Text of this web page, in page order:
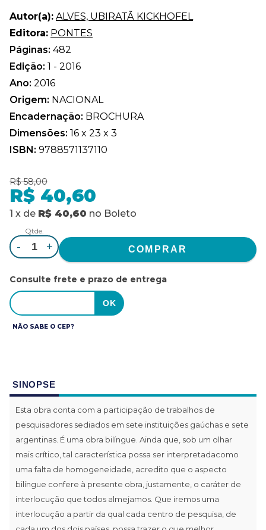
Autor(a): ALVES, UBIRATÃ KICKHOFEL
Editora: PONTES
Páginas: 482
Edição: 1 - 2016
Ano: 2016
Origem: NACIONAL
Encadernação: BROCHURA
Dimensões: 16 x 23 x 3
ISBN: 9788571137110
R$ 58,00
R$ 40,60
1 x de R$ 40,60 no Boleto
Qtde.
- +
Consulte frete e prazo de entrega
NÃO SABE O CEP?
SINOPSE
Esta obra conta com a participação de trabalhos de
pesquisadores sediados em sete instituições gaúchas e sete
argentinas. É uma obra bilíngue. Ainda que, sob um olhar
mais crítico, tal característica possa ser interpretadacomo
uma falta de homogeneidade, acredito que o aspecto
bilíngue confere à presente obra, justamente, o caráter de
interlocução que todos almejamos. Que iremos uma
interlocução a partir da qual cada centro de pesquisa, de